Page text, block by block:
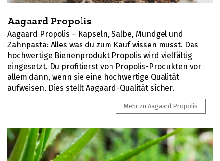
Aagaard Propolis
Aagaard Propolis – Kapseln, Salbe, Mundgel und
Zahnpasta: Alles was du zum Kauf wissen musst. Das
hochwertige Bienenprodukt Propolis wird vielfältig
eingesetzt. Du profitierst von Propolis-Produkten vor
allem dann, wenn sie eine hochwertige Qualität
aufweisen. Dies stellt Aagaard-Qualität sicher.
Mehr zu Aagaard Propolis